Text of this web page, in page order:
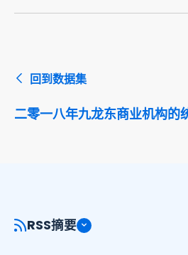
回到数据集
二零一八年九龙东商业机构的
RSS摘要